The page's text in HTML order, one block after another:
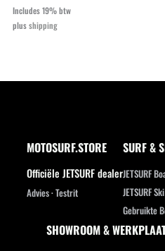
Includes 19% btw
plusshipping
MOTOSURF.STORE
Officiële JETSURF dealer
Advies · Testrit
SURF &
JETSURF
JETSURF Ski
Gebruikte
SHOWROOM &